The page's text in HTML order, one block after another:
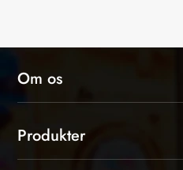
Om os
Produkter